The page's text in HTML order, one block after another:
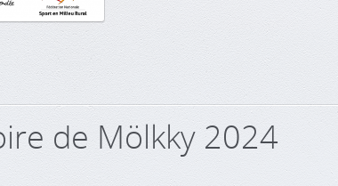
de Mölkky 2024